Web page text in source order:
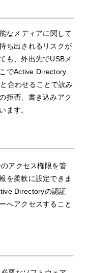
なメディアに関して
ち出されるリスクが
も、外出先でUSBメ
でActive Directory
合わせることで読み
拒否、書き込みアク
ます。
アクセス権限を管
を柔軟に設定できま
Directoryの認証
へアクセスすること